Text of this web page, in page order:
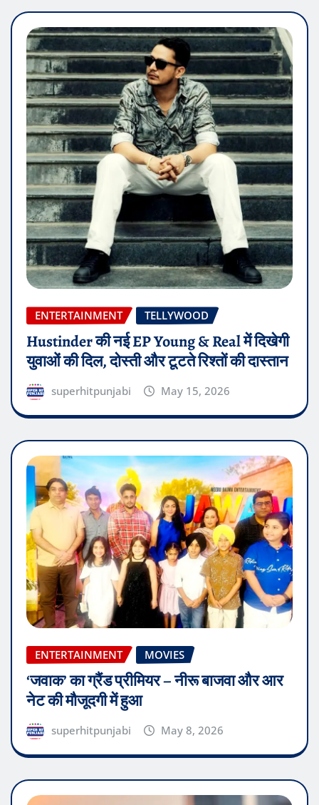
ENTERTAINMENT TELLYWOOD
Hustinder की नई EP Young & Real में दिखेगी
युवाओं की दिल, दोस्ती और टूटते रिश्तों की दास्तान
superhitpunjabi May 15, 2026
ENTERTAINMENT MOVIES
‘जवाक’ का ग्रैंड प्रीमियर – नीरू बाजवा और आर
नेट की मौजूदगी में हुआ
superhitpunjabi May 8, 2026